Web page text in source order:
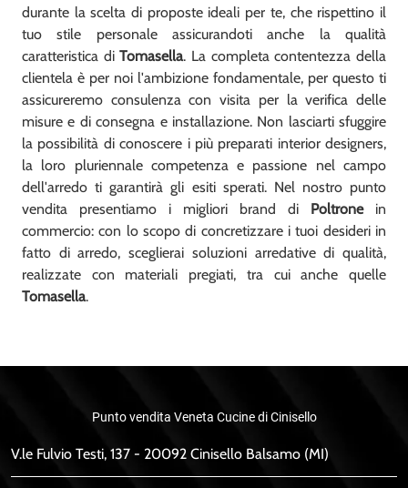
durante la scelta di proposte ideali per te, che rispettino il
tuo stile personale assicurandoti anche la qualità
caratteristica diTomasella. La completa contentezza della
clientela è per noi l'ambizione fondamentale, per questo ti
assicureremo consulenza con visita per la verifica delle
misure e di consegna e installazione. Non lasciarti sfuggire
la possibilità di conoscere i più preparati interior designers,
la loro pluriennale competenza e passione nel campo
dell'arredo ti garantirà gli esiti sperati. Nel nostro punto
vendita presentiamo i migliori brand di Poltronein
commercio: con lo scopo di concretizzare i tuoi desideri in
fatto di arredo, sceglierai soluzioni arredative di qualità,
realizzate con materiali pregiati, tra cui anche quelle
Tomasella.
Punto vendita Veneta Cucine di Cinisello
V.le Fulvio Testi, 137 - 20092 Cinisello Balsamo (MI)